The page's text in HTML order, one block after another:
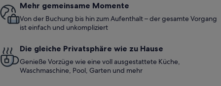
Mehr gemeinsame Momente
Von der Buchung bis hin zum Aufenthalt – der gesamte Vorgang
ist einfach und unkompliziert
Die gleiche Privatsphäre wie zu Hause
Genieße Vorzüge wie eine voll ausgestattete Küche,
Waschmaschine, Pool, Garten und mehr